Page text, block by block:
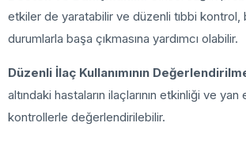
etkiler de yaratabilir ve düzenli tıbbi kontrol,
durumlarla başa çıkmasına yardımcı olabilir.
Düzenli İlaç Kullanımının
altındaki hastaların ilaçlarının etkinliği ve
kontrollerle değerlendirilebilir.